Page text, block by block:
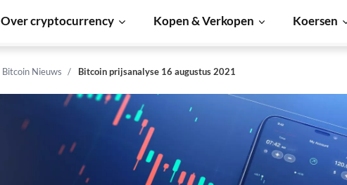
Over cryptocurrency Kopen & Verkopen Koersen
Bitcoin Nieuws Bitcoin prijsanalyse 16 augustus 2021